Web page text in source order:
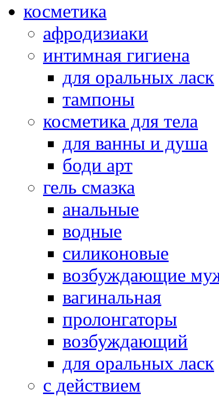
косметика
афродизиаки
интимная гигиена
для оральных ласк
тампоны
косметика для тела
для ванны и душа
боди арт
гель смазка
анальные
водные
силиконовые
возбуждающие
вагинальная
пролонгаторы
возбуждающий
для оральных ласк
с действием